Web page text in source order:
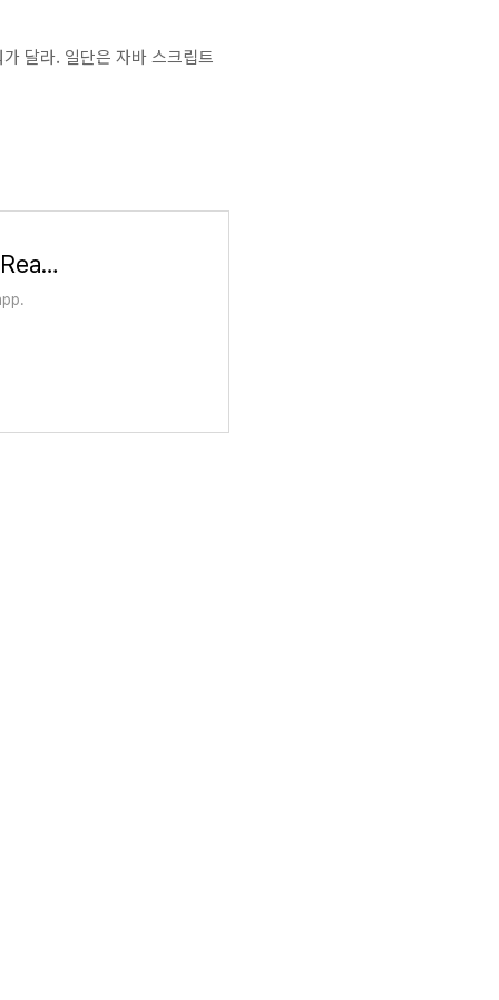
달라. 일단은 자바 스크립트
Setting up the development environment · React Native